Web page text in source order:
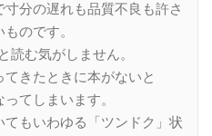
分の遅れも品質不良も許さ
のです。
読む気がしません。
きたときに本がないと
てしまいます。
もいわゆる「ツンドク」状